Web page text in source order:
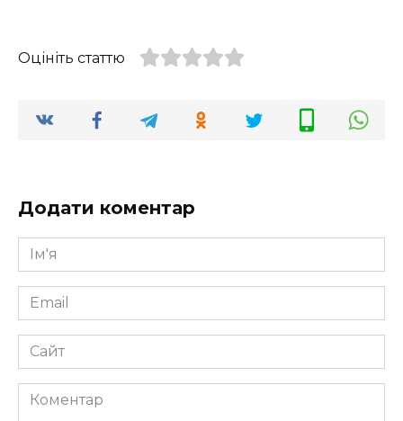
Оцініть статтю
Додати коментар
Ім'я
*
Email
*
Сайт
Коментар